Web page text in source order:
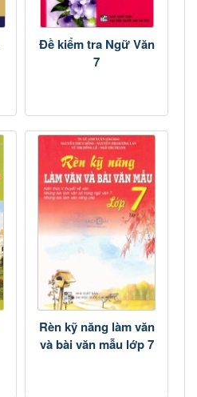
Đề kiểm tra Ngữ Văn
7
Rèn kỹ năng làm văn
và bài văn mẫu lớp 7